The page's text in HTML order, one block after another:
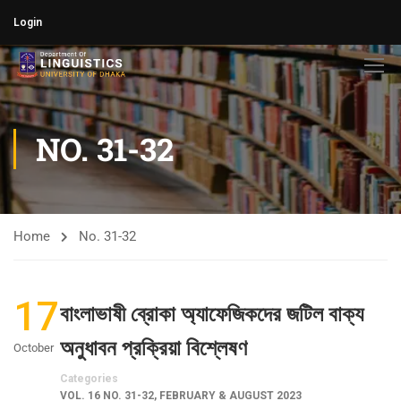
Login
NO. 31-32
Home No. 31-32
17
October
বাংলাভাষী ব্রোকা অ্যাফেজিকদের জটিল বাক্য
অনুধাবন প্রক্রিয়া বিশ্লেষণ
Categories
VOL. 16 NO. 31-32, FEBRUARY & AUGUST 2023